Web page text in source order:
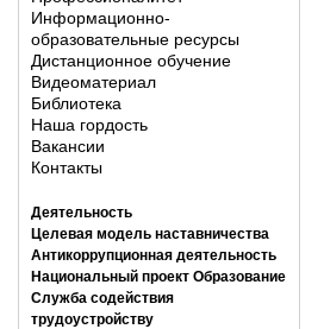
Информационно-
образовательные ресурсы
Дистанционное обучение
Видеоматериал
Библиотека
Наша гордость
Вакансии
Контакты
Деятельность
Целевая модель наставничества
Антикоррупционная деятельность
Национальный проект Образование
Служба содействия
трудоустройству